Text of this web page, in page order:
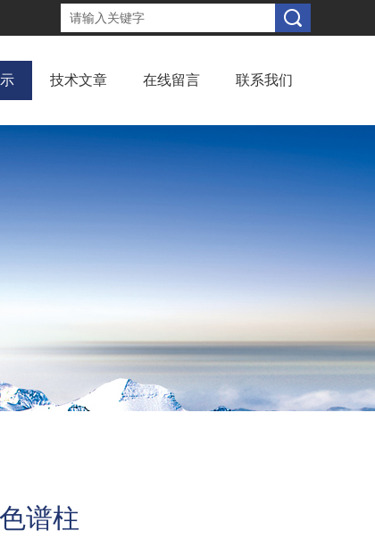
技术文章 在线留言 联系我们
谱柱